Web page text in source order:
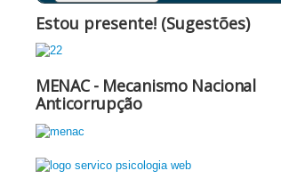
Estou presente! (Sugestões)
MENAC - Mecanismo Nacional
Anticorrupção